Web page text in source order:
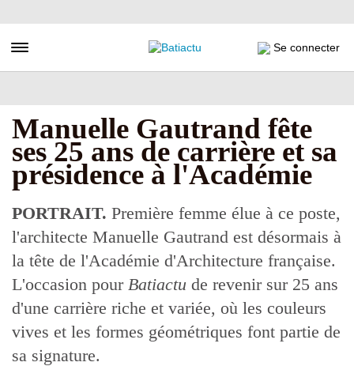
au
principal
Toggle navigation Se connecter
Manuelle Gautrand fête
ses 25 ans de carrière et sa
présidence à l'Académie
PORTRAIT. Première femme élue à ce poste,
l'architecte Manuelle Gautrand est désormais à
la tête de l'Académie d'Architecture française.
L'occasion pour Batiactu de revenir sur 25 ans
d'une carrière riche et variée, où les couleurs
vives et les formes géométriques font partie de
sa signature.